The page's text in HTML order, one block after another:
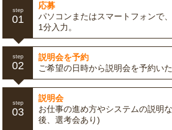
step
01
応募
パソコンまたはスマートフォンで
1分入力。
step
02
説明会を予約
ご希望の日時から説明会を予約いた
step
03
説明会
お仕事の進め方やシステムの説明
後、選考会あり)